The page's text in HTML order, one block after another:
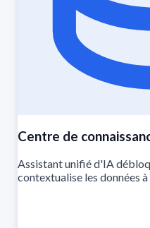
Centre de
Assistant unifié d'IA
contextualise les données